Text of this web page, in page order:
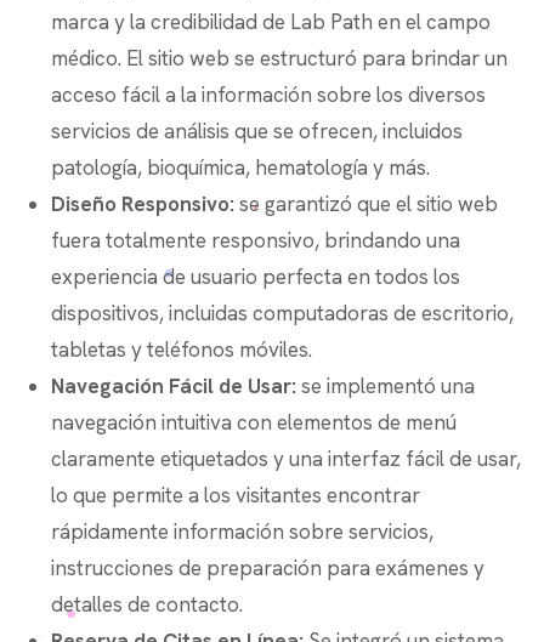
marca y la credibilidad de Lab Path en el campo
médico. El sitio web se estructuró para brindar un
acceso fácil a la información sobre los diversos
servicios de análisis que se ofrecen, incluidos
patología, bioquímica, hematología y más.
Diseño Responsivo: se garantizó que el sitio web
fuera totalmente responsivo, brindando una
experiencia de usuario perfecta en todos los
dispositivos, incluidas computadoras de escritorio,
tabletas y teléfonos móviles.
Navegación Fácil de Usar: se implementó una
navegación intuitiva con elementos de menú
claramente etiquetados y una interfaz fácil de usar,
lo que permite a los visitantes encontrar
rápidamente información sobre servicios,
instrucciones de preparación para exámenes y
detalles de contacto.